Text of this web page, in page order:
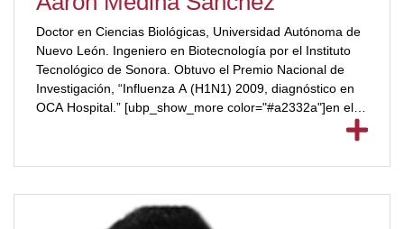
Doctor en Ciencias Biológicas, Universidad Autónoma de
Nuevo León. Ingeniero en Biotecnología por el Instituto
Tecnológico de Sonora. Obtuvo el Premio Nacional de
Investigación, “Influenza A (H1N1) 2009, diagnóstico en
OCA Hospital.” [ubp_show_more color="#a2332a"]en el X
laboratorio BSL2 y BSL3 de primer nivel, además de
bioseguridad nivel 2 y 3 en la Universidad De Texas
Medical Branch, en Galveston, Texas, USA. Participó en